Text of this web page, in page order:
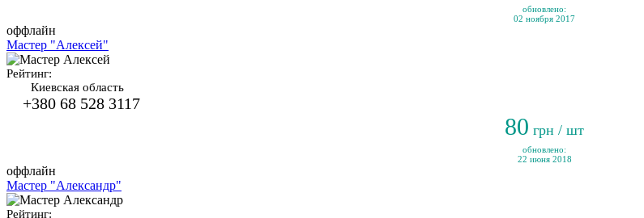
обновлено:
02 ноября 2017
оффлайн
Мастер "Алексей"
Рейтинг:
Киевская область
+380 68 528 3117
80 грн / шт
обновлено:
22 июня 2018
оффлайн
Мастер "Александр"
Рейтинг: